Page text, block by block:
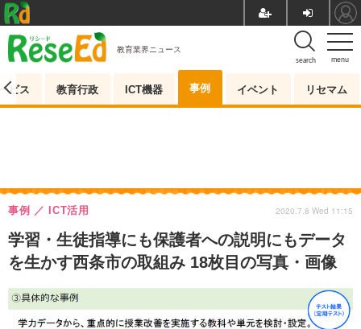
menu
search
教育業界ニュース
ビス 教育行政 ICT機器 事例 イベント リセマム
学習・生徒指導にも保護者への説明にもデータ
を生かす西条市の取組み 18枚目の写真・画像
事例 ICT活用 2020.7.8 Wed 11:15